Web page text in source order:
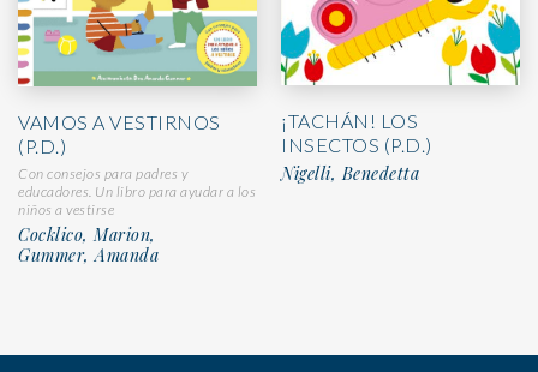
VAMOS A VESTIRNOS
(P.D.)
Con consejos para padres y
educadores. Un libro para ayudar a los
niños a vestirse
Cocklico, Marion,
Gummer, Amanda
¡TACHÁN! LOS
INSECTOS (P.D.)
Nigelli, Benedetta